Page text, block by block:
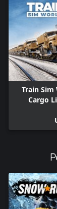
Train
Cargo